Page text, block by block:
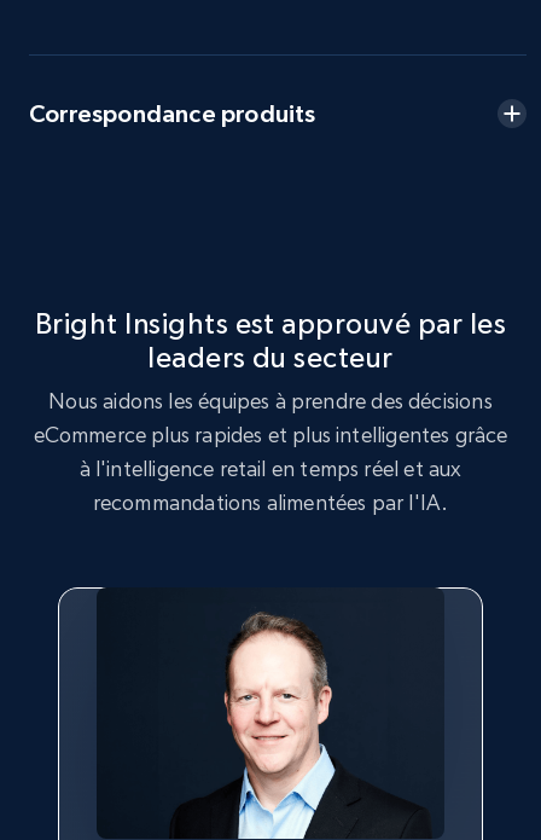
359+ Commencer
Google Shopping
URL, Product id, Title, Product description,
Google Shopping - collects products from
web using keywords
URL, Product id, Title, Product description,
Correspondance produits
Bright Insights est approuvé par les
leaders du secteur
Nous aidons les équipes à prendre des décisions
eCommerce plus rapides et plus intelligentes grâce
à l'intelligence retail en temps réel et aux
recommandations alimentées par l'IA.